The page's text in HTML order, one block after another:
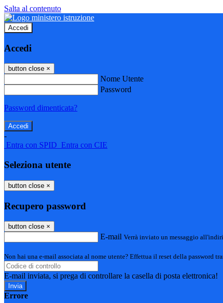
Salta al contenuto
Accedi
Accedi
button close ×
Nome Utente
Password
Password dimenticata?
-
Entra con SPID Entra con CIE
Seleziona utente
button close ×
Recupero password
button close ×
E-mail Verrà inviato un messaggio
Non hai una e-mail associata al nome utente? Effettua il reset della password
E-mail inviata, si prega di controllare la casella di posta elettronica!
Errore